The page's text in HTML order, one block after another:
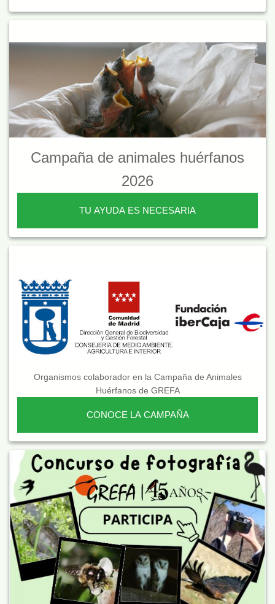
Campaña de animales huérfanos
2026
TU AYUDA ES NECESARIA
Organismos colaborador en la Campaña de Animales
Huérfanos de GREFA
CONOCE LA CAMPAÑA